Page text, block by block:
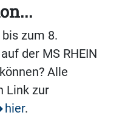
zum 8.
der MS RHEIN
Alle
Link zur
hier.